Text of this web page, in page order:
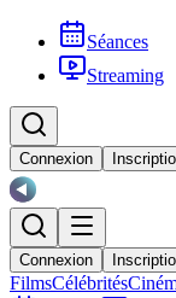
Séances
Streaming
Connexion
Connexion
FilmsCélébrités